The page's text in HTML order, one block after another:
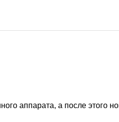
аппарата, а после этого